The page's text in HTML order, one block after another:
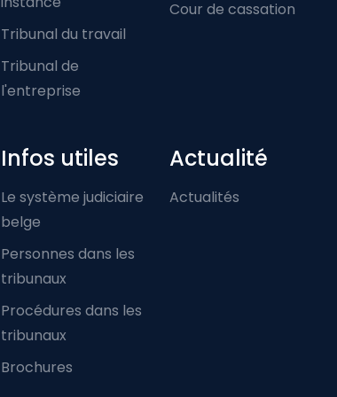
Tribunal du travail
Tribunal de
l'entreprise
Cour de cassation
Infos utiles
Le système judiciaire
belge
Personnes dans les
tribunaux
Procédures dans les
tribunaux
Brochures
Actualité
Actualités